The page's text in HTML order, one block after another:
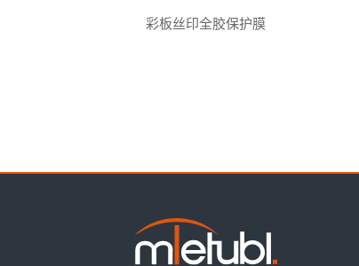
彩板丝印全胶保护膜